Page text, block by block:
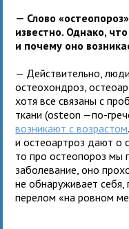
— Слово
известно. Однако,
и почему оно
— Действительно,
остеохондроз,
хотя все связаны с
ткани (osteon —по-
возникают с возрастом
и остеоартроз дают о
то про остеопороз мы
заболевание, оно
не обнаруживает себя,
перелом «на ровном